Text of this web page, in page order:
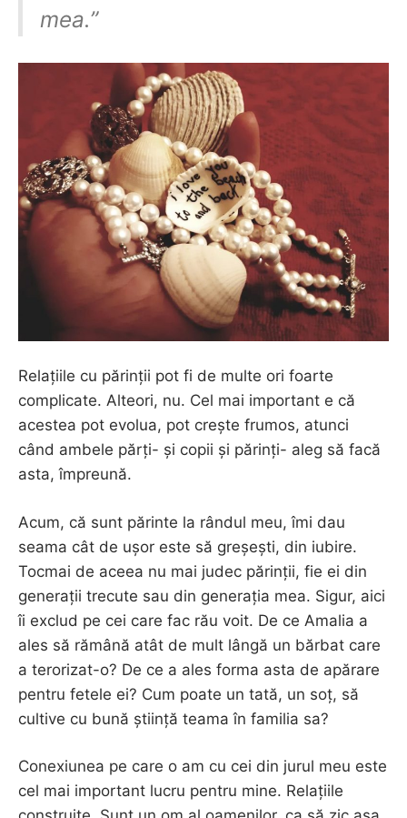
mea.”
Relațiile cu părinții pot fi de multe ori foarte
complicate. Alteori, nu. Cel mai important e că
acestea pot evolua, pot crește frumos, atunci
când ambele părți- și copii și părinți- aleg să facă
asta, împreună.
Acum, că sunt părinte la rândul meu, îmi dau
seama cât de ușor este să greșești, din iubire.
Tocmai de aceea nu mai judec părinții, fie ei din
generații trecute sau din generația mea. Sigur, aici
îi exclud pe cei care fac rău voit. De ce Amalia a
ales să rămână atât de mult lângă un bărbat care
a terorizat-o? De ce a ales forma asta de apărare
pentru fetele ei? Cum poate un tată, un soț, să
cultive cu bună știință teama în familia sa?
Conexiunea pe care o am cu cei din jurul meu este
cel mai important lucru pentru mine. Relațiile